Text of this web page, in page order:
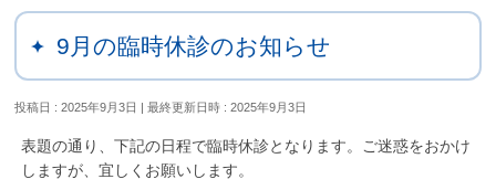
9月の臨時休診のお知らせ
投稿日 : 2025年9月3日 最終更新日時 : 2025年9月3日
表題の通り、下記の日程で臨時休診となります。ご迷惑をおかけ
しますが、宜しくお願いします。